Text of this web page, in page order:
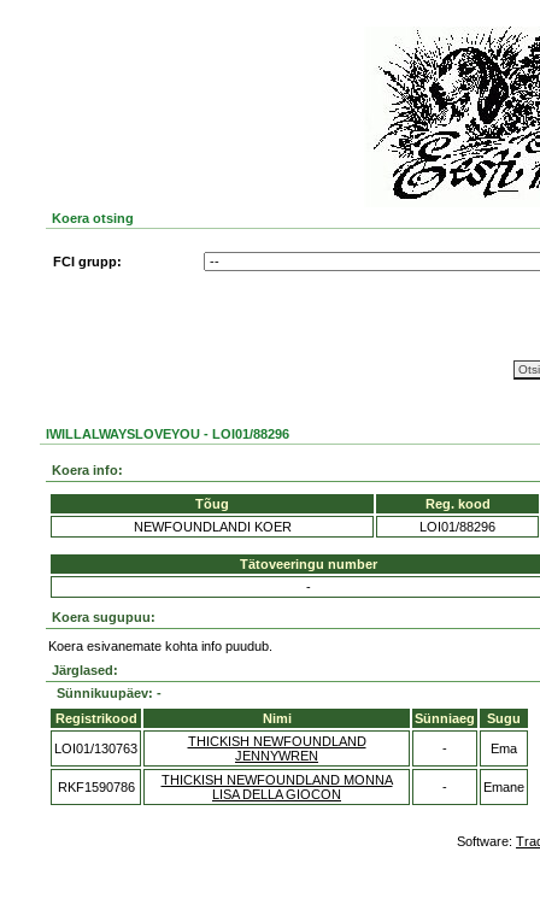
Koera otsing
FCI grupp:
IWILLALWAYSLOVEYOU - LOI01/88296
Koera info:
Tõug
Reg. kood
NEWFOUNDLANDI KOER
LOI01/88296
Tätoveeringu number
-
Koera sugupuu:
Koera esivanemate kohta info puudub.
Järglased:
Sünnikuupäev: -
Registrikood
Nimi Sünniaeg Sugu
LOI01/130763
THICKISH NEWFOUNDLAND
JENNYWREN
- Ema
RKF1590786
THICKISH NEWFOUNDLAND MONNA
LISA DELLA GIOCON
- Emane
Software: